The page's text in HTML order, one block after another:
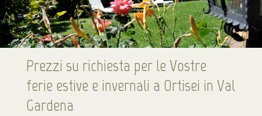
Prezzi su richiesta per le Vostre
ferie estive e invernali a Ortisei in Val
Gardena